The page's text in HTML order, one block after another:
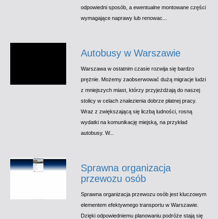
odpowiedni sposób, a ewentualne montowane części
wymagające naprawy lub renowac...
Autobusy w Warszawie
Warszawa w ostatnim czasie rozwija się bardzo
prężnie. Możemy zaobserwować dużą migracje ludzi
z mniejszych miast, którzy przyjeżdżają do naszej
stolicy w celach znalezienia dobrze płatnej pracy.
Wraz z zwiększającą się liczbą ludności, rosną
wydatki na komunikację miejską, na przykład
autobusy. W...
Sprawna organizacja
przewozu osób
Sprawna organizacja przewozu osób jest kluczowym
elementem efektywnego transportu w Warszawie.
Dzięki odpowiedniemu planowaniu podróże stają się